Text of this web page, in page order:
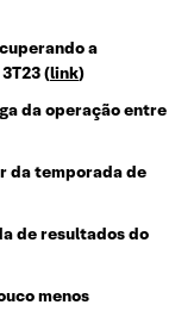
a
(link)
da operação entre
da temporada de
de resultados do
menos